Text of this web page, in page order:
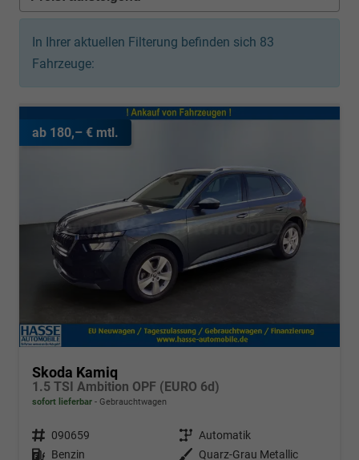
In Ihrer aktuellen Filterung befinden sich 83
Fahrzeuge:
ab 180,– € mtl.
Skoda Kamiq
1.5 TSI Ambition OPF (EURO 6d)
sofort lieferbar Gebrauchtwagen
Fahrzeugnr. 090659 Getriebe Automatik
Kraftstoff Benzin Außenfarbe Quarz-Grau Metallic